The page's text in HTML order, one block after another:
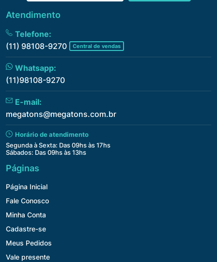
Atendimento
Telefone:
(11) 98108-9270
Central de vendas
Whatsapp:
(11)98108-9270
E-mail:
megatons@megatons.com.br
Horário de atendimento
Segunda à Sexta: Das 09hs às 17hs
Sábados: Das 09hs às 13hs
Páginas
Página Inicial
Fale Conosco
Minha Conta
Cadastre-se
Meus Pedidos
Vale presente